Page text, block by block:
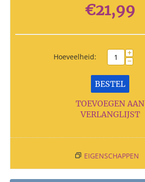
€21,99
Hoeveelheid: +
−
BESTEL
TOEVOEGEN AAN
VERLANGLIJST
EIGENSCHAPPEN